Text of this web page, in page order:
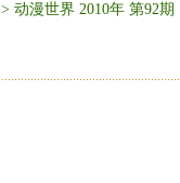
> 动漫世界 2010年 第92期